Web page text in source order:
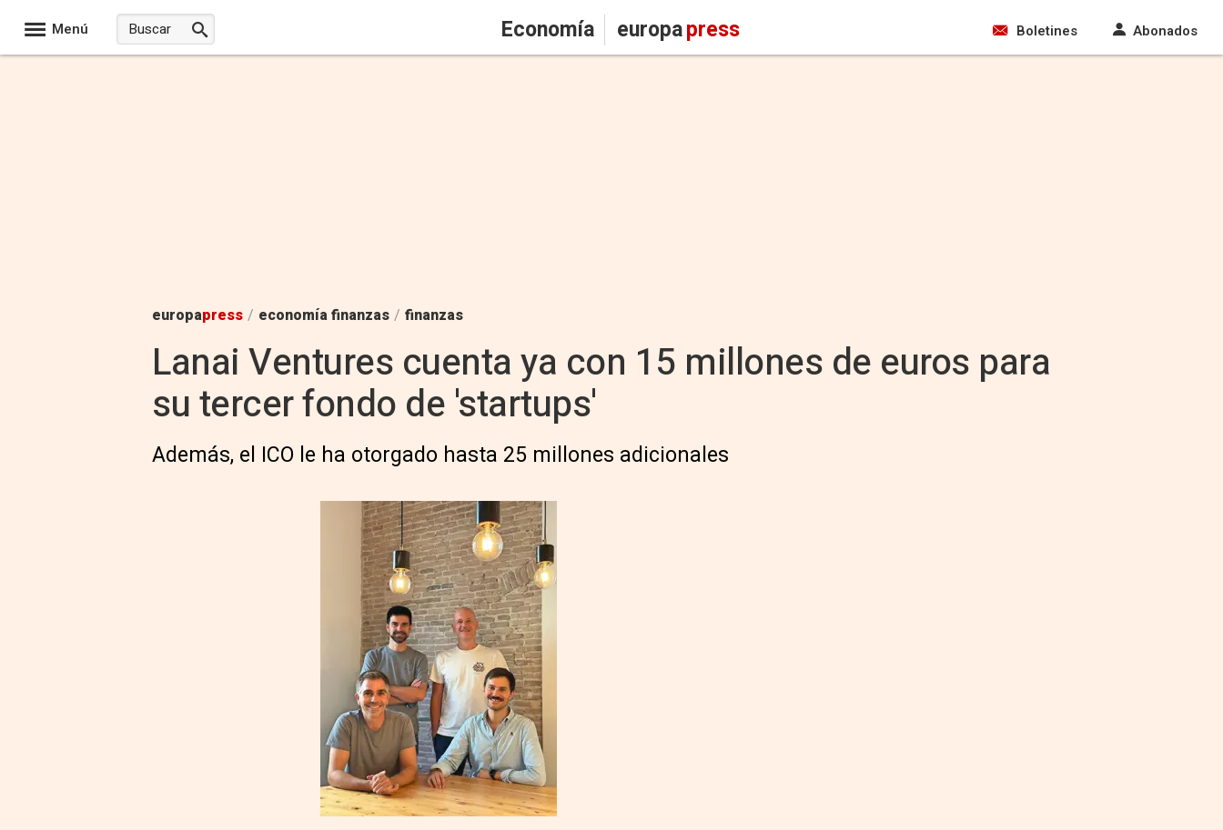
Menú Economía europapress Boletines Abonados
europapress / economía finanzas / finanzas
Lanai Ventures cuenta ya con 15 millones de euros para
su tercer fondo de 'startups'
Además, el ICO le ha otorgado hasta 25 millones adicionales